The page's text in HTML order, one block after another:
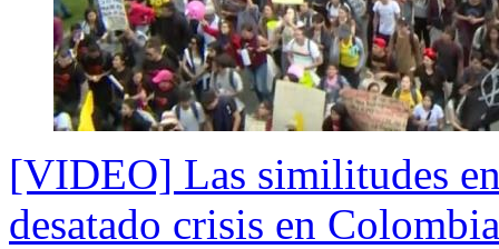
[VIDEO] Las similitudes
desatado crisis en